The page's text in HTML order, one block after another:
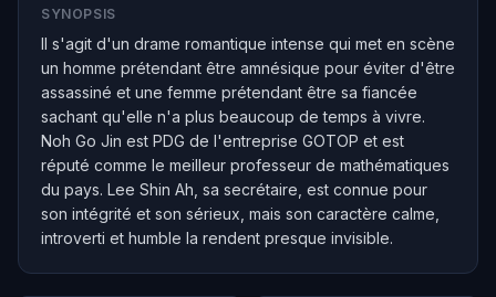
SYNOPSIS
Il s'agit d'un drame romantique intense qui met en scène
un homme prétendant être amnésique pour éviter d'être
assassiné et une femme prétendant être sa fiancée
sachant qu'elle n'a plus beaucoup de temps à vivre.
Noh Go Jin est PDG de l'entreprise GOTOP et est
réputé comme le meilleur professeur de mathématiques
du pays. Lee Shin Ah, sa secrétaire, est connue pour
son intégrité et son sérieux, mais son caractère calme,
introverti et humble la rendent presque invisible.